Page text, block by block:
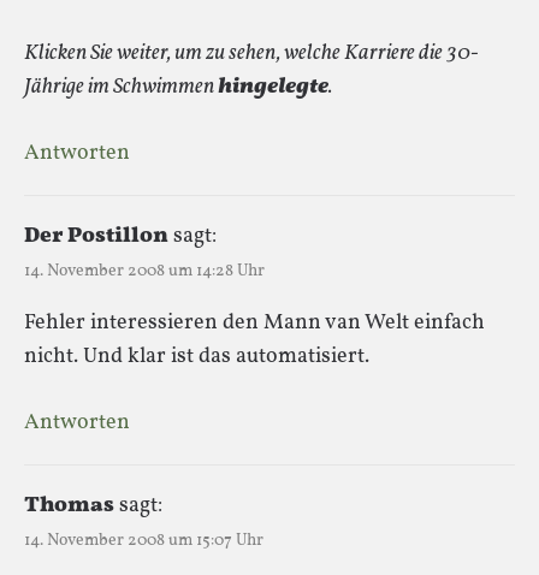
Klicken Sie weiter, um zu sehen, welche Karriere die 30-
Jährige im Schwimmenhingelegte.
Antworten
Der Postillonsagt:
14. November 2008 um 14:28 Uhr
Fehler interessieren den Mann van Welt einfach
nicht. Und klar ist das automatisiert.
Antworten
Thomassagt:
14. November 2008 um 15:07 Uhr